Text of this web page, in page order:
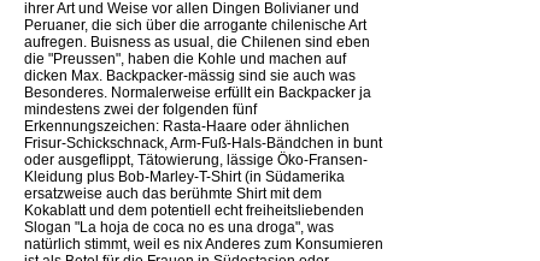
ihrer Art und Weise vor allen Dingen Bolivianer und
Peruaner, die sich über die arrogante chilenische Art
aufregen. Buisness as usual, die Chilenen sind eben
die "Preussen", haben die Kohle und machen auf
dicken Max. Backpacker-mässig sind sie auch was
Besonderes. Normalerweise erfüllt ein Backpacker ja
mindestens zwei der folgenden fünf
Erkennungszeichen: Rasta-Haare oder ähnlichen
Frisur-Schickschnack, Arm-Fuß-Hals-Bändchen in bunt
oder ausgeflippt, Tätowierung, lässige Öko-Fransen-
Kleidung plus Bob-Marley-T-Shirt (in Südamerika
ersatzweise auch das berühmte Shirt mit dem
Kokablatt und dem potentiell echt freiheitsliebenden
Slogan "La hoja de coca no es una droga", was
natürlich stimmt, weil es nix Anderes zum Konsumieren